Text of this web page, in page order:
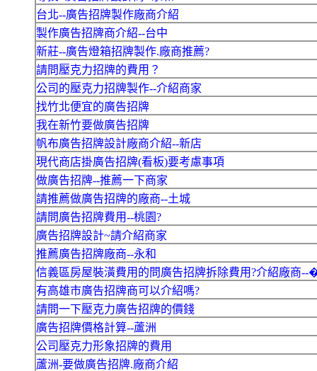
台北--廣告招牌製作廠商介紹
製作廣告招牌商介紹--台中
新莊--廣告燈箱招牌製作.廠商推薦?
請問壓克力招牌的費用？
公司的壓克力招牌製作--介紹商家
找竹北便宜的廣告招牌
我在新竹要做廣告招牌
帆布廣告招牌設計廠商介紹--新店
現代商店掛廣告招牌(看板)要考慮事項
做廣告招牌--推薦一下商家
請推薦做廣告招牌的廠商--土城
請問廣告招牌費用--桃園?
廣告招牌設計~請介紹商家
推薦廣告招牌廠商--永和
信義區房屋裝潢費用的問廣告招牌拆除費用?介紹廠商--
有高雄市廣告招牌商可以介紹嗎?
請問一下壓克力廣告招牌的價錢
廣告招牌價格計算--蘆洲
公司壓克力形象招牌的費用
蘆洲-要做廣告招牌.廠商介紹